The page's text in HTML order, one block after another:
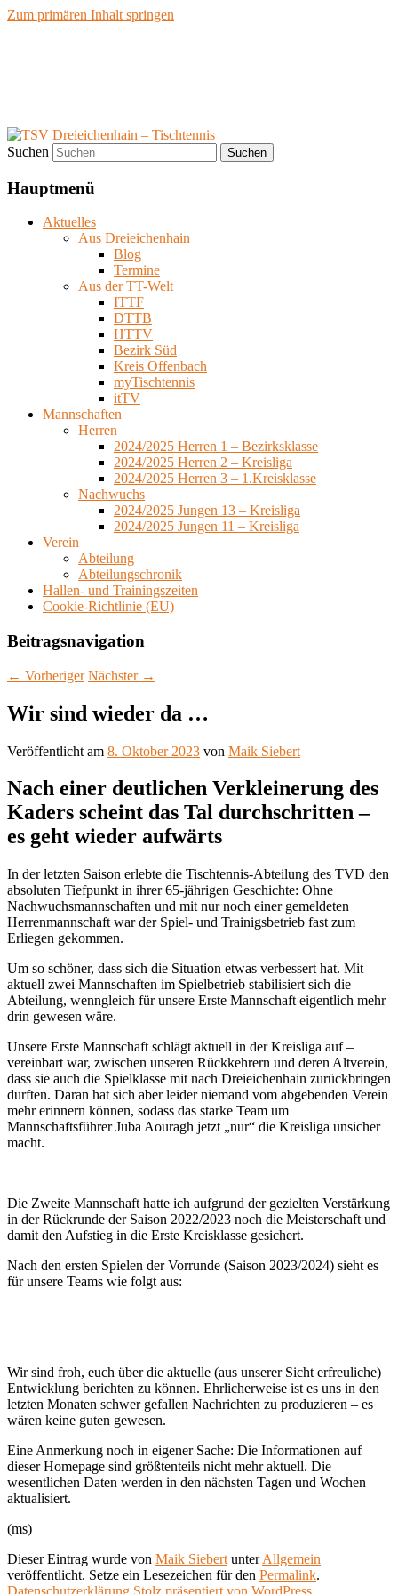
Zum primären Inhalt springen
Suchen
Hauptmenü
Aktuelles
Aus Dreieichenhain
Blog
Termine
Aus der TT-Welt
ITTF
DTTB
HTTV
Bezirk Süd
Kreis Offenbach
myTischtennis
itTV
Mannschaften
Herren
2024/2025 Herren 1 – Bezirksklasse
2024/2025 Herren 2 – Kreisliga
2024/2025 Herren 3 – 1.Kreisklasse
Nachwuchs
2024/2025 Jungen 13 – Kreisliga
2024/2025 Jungen 11 – Kreisliga
Verein
Abteilung
Abteilungschronik
Hallen- und Trainingszeiten
Cookie-Richtlinie (EU)
Beitragsnavigation
← Vorheriger Nächster →
Wir sind wieder da …
Veröffentlicht am 8. Oktober 2023 von Maik Siebert
Nach einer deutlichen Verkleinerung des
Kaders scheint das Tal durchschritten –
es geht wieder aufwärts
In der letzten Saison erlebte die Tischtennis-Abteilung des TVD den
absoluten Tiefpunkt in ihrer 65-jährigen Geschichte: Ohne
Nachwuchsmannschaften und mit nur noch einer gemeldeten
Herrenmannschaft war der Spiel- und Trainigsbetrieb fast zum
Erliegen gekommen.
Um so schöner, dass sich die Situation etwas verbessert hat. Mit
aktuell zwei Mannschaften im Spielbetrieb stabilisiert sich die
Abteilung, wenngleich für unsere Erste Mannschaft eigentlich mehr
drin gewesen wäre.
Unsere Erste Mannschaft schlägt aktuell in der Kreisliga auf –
vereinbart war, zwischen unseren Rückkehrern und deren Altverein,
dass sie auch die Spielklasse mit nach Dreieichenhain zurückbringen
durften. Daran hat sich aber leider niemand vom abgebenden Verein
mehr erinnern können, sodass das starke Team um
Mannschaftsführer Juba Aouragh jetzt „nur“ die Kreisliga unsicher
macht.
Die Zweite Mannschaft hatte ich aufgrund der gezielten Verstärkung
in der Rückrunde der Saison 2022/2023 noch die Meisterschaft und
damit den Aufstieg in die Erste Kreisklasse gesichert.
Nach den ersten Spielen der Vorrunde (Saison 2023/2024) sieht es
für unsere Teams wie folgt aus:
Wir sind froh, euch über die aktuelle (aus unserer Sicht erfreuliche)
Entwicklung berichten zu können. Ehrlicherweise ist es uns in den
letzten Monaten schwer gefallen Nachrichten zu produzieren – es
wären keine guten gewesen.
Eine Anmerkung noch in eigener Sache: Die Informationen auf
dieser Homepage sind größtenteils nicht mehr aktuell. Die
wesentlichen Daten werden in den nächsten Tagen und Wochen
aktualisiert.
(ms)
Dieser Eintrag wurde von Maik Siebert unterAllgemein
veröffentlicht. Setze ein Lesezeichen für den Permalink.